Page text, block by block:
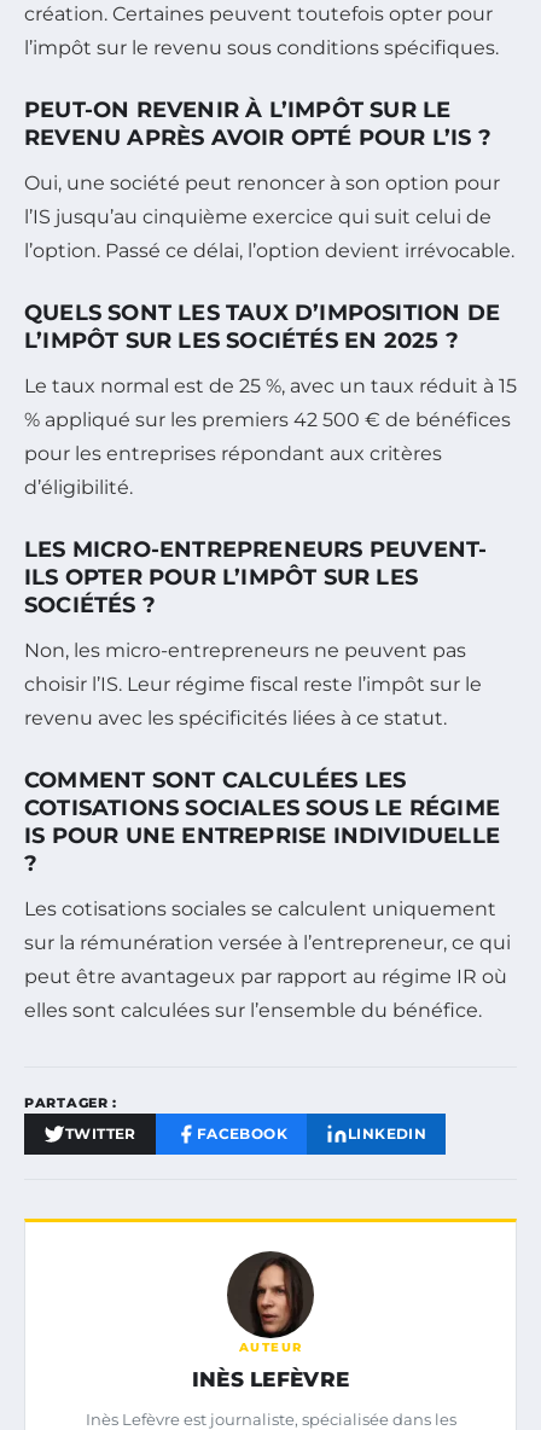
création. Certaines peuvent toutefois opter pour
l’impôt sur le revenu sous conditions spécifiques.
PEUT-ON REVENIR À L’IMPÔT SUR LE
REVENU APRÈS AVOIR OPTÉ POUR L’IS ?
Oui, une société peut renoncer à son option pour
l’IS jusqu’au cinquième exercice qui suit celui de
l’option. Passé ce délai, l’option devient irrévocable.
QUELS SONT LES TAUX D’IMPOSITION DE
L’IMPÔT SUR LES SOCIÉTÉS EN 2025 ?
Le taux normal est de 25 %, avec un taux réduit à 15
% appliqué sur les premiers 42 500 € de bénéfices
pour les entreprises répondant aux critères
d’éligibilité.
LES MICRO-ENTREPRENEURS PEUVENT-
ILS OPTER POUR L’IMPÔT SUR LES
SOCIÉTÉS ?
Non, les micro-entrepreneurs ne peuvent pas
choisir l’IS. Leur régime fiscal reste l’impôt sur le
revenu avec les spécificités liées à ce statut.
COMMENT SONT CALCULÉES LES
COTISATIONS SOCIALES SOUS LE RÉGIME
IS POUR UNE ENTREPRISE INDIVIDUELLE
?
Les cotisations sociales se calculent uniquement
sur la rémunération versée à l’entrepreneur, ce qui
peut être avantageux par rapport au régime IR où
elles sont calculées sur l’ensemble du bénéfice.
PARTAGER :
TWITTER FACEBOOK LINKEDIN
AUTEUR
INÈS LEFÈVRE
Inès Lefèvre est journaliste, spécialisée dans les